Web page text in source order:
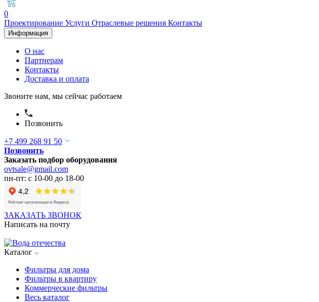
0
Проектирование Услуги Отраслевые решения Контакты
Информация
О нас
Партнерам
Контакты
Доставка и оплата
Звоните нам, мы сейчас работаем
Позвонить
+7 499 268 91 50
Позвонить
Заказать подбор оборудования
ovtsale@gmail.com
пн-пт: с 10-00 до 18-00
ЗАКАЗАТЬ ЗВОНОК
Написать на почту
Каталог
Фильтры для дома
Фильтры в квартиру
Коммерческие фильтры
Весь каталог